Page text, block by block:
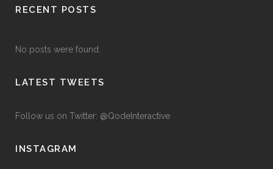
RECENT POSTS
No posts were found.
LATEST TWEETS
Follow us on Twitter: @QodeInteractive
INSTAGRAM